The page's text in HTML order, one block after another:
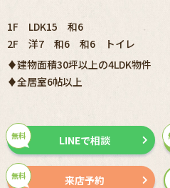
1F LDK15 和6
2F 洋7 和6 和6 トイレ
♦建物面積30坪以上の4LDK物件
♦全居室6帖以上
無料 LINEで相談
無料 来店予約